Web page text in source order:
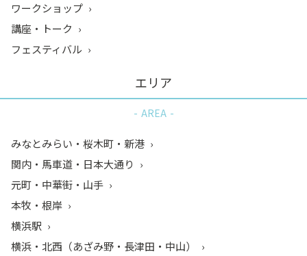
ワークショップ
講座・トーク
フェスティバル
エリア
AREA
みなとみらい・桜木町・新港
関内・馬車道・日本大通り
元町・中華街・山手
本牧・根岸
横浜駅
横浜・北西（あざみ野・長津田・中山）